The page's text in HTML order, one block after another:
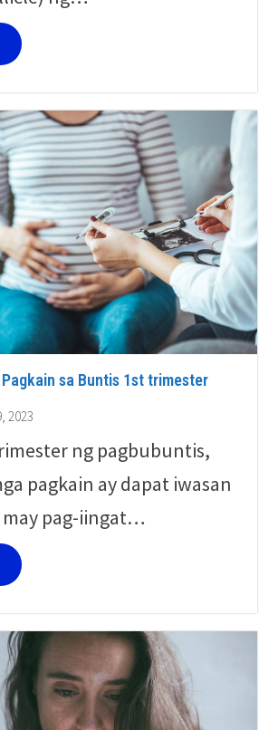
sa Buntis 1st trimester
2023
ng pagbubuntis,
pagkain ay dapat iwasan
pag-iingat…